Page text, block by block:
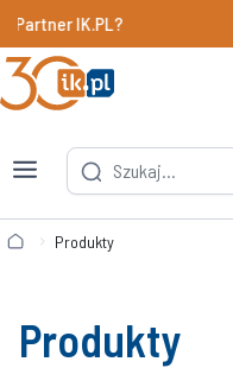
IK.PL?
Produkty
Produkty